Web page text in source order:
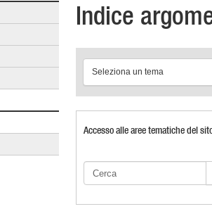
Indice
Seleziona un tema
Accesso alle aree tematiche del